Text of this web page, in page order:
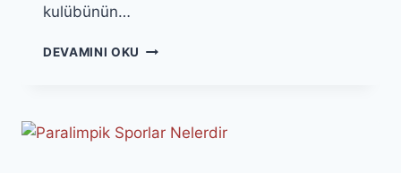
kulübünün…
DEVAMINI OKU SPORCU
KIM
NE